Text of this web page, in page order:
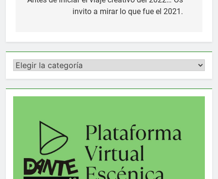
invito a mirar lo que fue el 2021.
Categorías